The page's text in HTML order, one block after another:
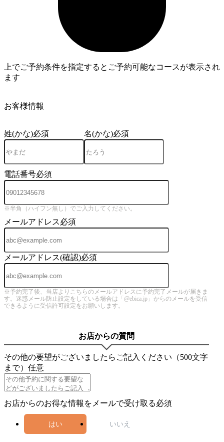
上でご予約条件を指定するとご予約可能なコースが表示され
ます
お客様情報
姓(かな)必須 名(かな)必須
電話番号必須
※半角（ハイフン無し）でご入力してください。
メールアドレス必須
メールアドレス(確認)必須
※予約完了後、当店よりこちらのメールアドレスに予約完了メールが届きま
す。迷惑メール防止設定をしている場合は「@ebica.jp」からのメールを受信
できるように受信許可設定をお願いします。
お店からの質問
その他の要望がございましたらご記入ください（500文字
まで） 任意
お店からのお得な情報をメールで受け取る必須
はい いいえ